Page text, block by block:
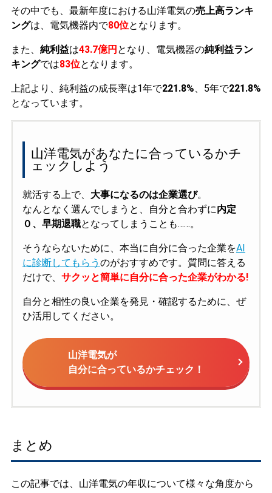
その中でも、最新年度における山洋電気の売上高ランキ
ングは、電気機器内で80位となります。
また、 純利益は43.7億円 となり、電気機器の純利益ラン
キングでは83位となります。
上記より、純利益の成長率は1年で221.8%、5年で221.8%
となっています。
山洋電気があなたに合っているかチ
ェックしよう
就活する上で、 大事になるのは企業選び。
なんとなく選んでしまうと、自分と合わずに内定
０、早期退職となってしまうことも……。
そうならないために、本当に自分に合った企業をAI
に診断してもらう のがおすすめです。質問に答える
だけで、 サクッと簡単に自分に合った企業がわかる!
自分と相性の良い企業を発見・確認するために、ぜ
ひ活用してください。
山洋電気が
自分に合っているかチェック！
まとめ
この記事では、山洋電気の年収について様々な角度から